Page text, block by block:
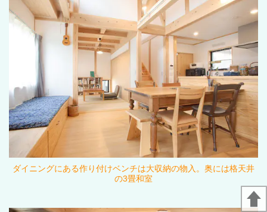
ダイニングにある作り付けベンチは大収納の物入。奥には格天井
の3畳和室